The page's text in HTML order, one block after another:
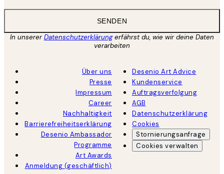
SENDEN
In unsererDatenschutzerklärungerfährst du, wie wir deine Daten
verarbeiten
Über uns
Presse
Impressum
Career
Nachhaltigkeit
Barrierefreiheitserklärung
Desenio Ambassador
Programme
Art Awards
Anmeldung (geschäftlich)
Desenio Art Advice
Kundenservice
Auftragsverfolgung
AGB
Datenschutzerklärung
Cookies
Stornierungsanfrage
Cookies verwalten